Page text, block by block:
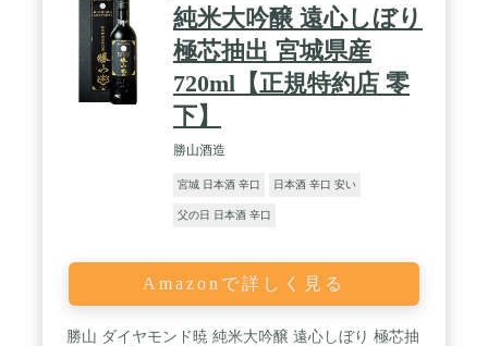
純米大吟醸 遠心しぼり
極芯抽出 宮城県産
720ml【正規特約店 零
下】
勝山酒造
宮城 日本酒 辛口 日本酒 辛口 安い
父の日 日本酒 辛口
Amazonで詳しく見る
勝山 ダイヤモンド暁 純米大吟醸 遠心しぼり 極芯抽